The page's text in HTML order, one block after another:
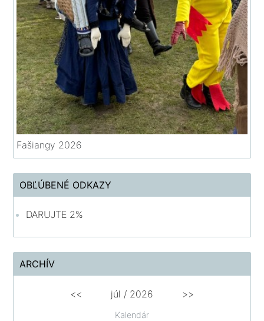
Fašiangy 2026
OBĽÚBENÉ ODKAZY
DARUJTE 2%
ARCHÍV
Kalendár
<< júl / 2026 >>